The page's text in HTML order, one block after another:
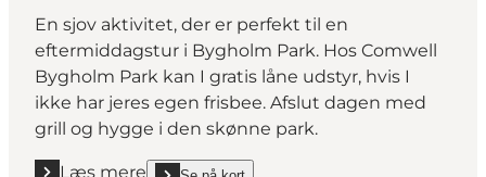
En sjov aktivitet, der er perfekt til en
eftermiddagstur i Bygholm Park. Hos Comwell
Bygholm Park kan I gratis låne udstyr, hvis I
ikke har jeres egen frisbee. Afslut dagen med
grill og hygge i den skønne park.
Læs mere